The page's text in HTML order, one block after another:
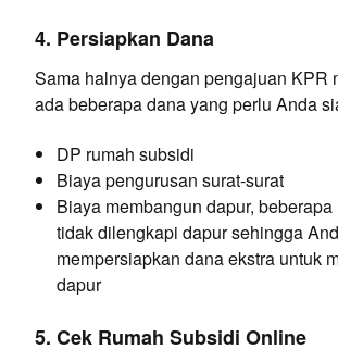
4. Persiapkan Dana
Sama halnya dengan pengajuan KPR
ada beberapa dana yang perlu Anda
DP rumah subsidi
Biaya pengurusan surat-surat
Biaya membangun dapur,
tidak dilengkapi dapur sehingga
mempersiapkan dana ekstra untuk
dapur
5. Cek Rumah Subsidi Online